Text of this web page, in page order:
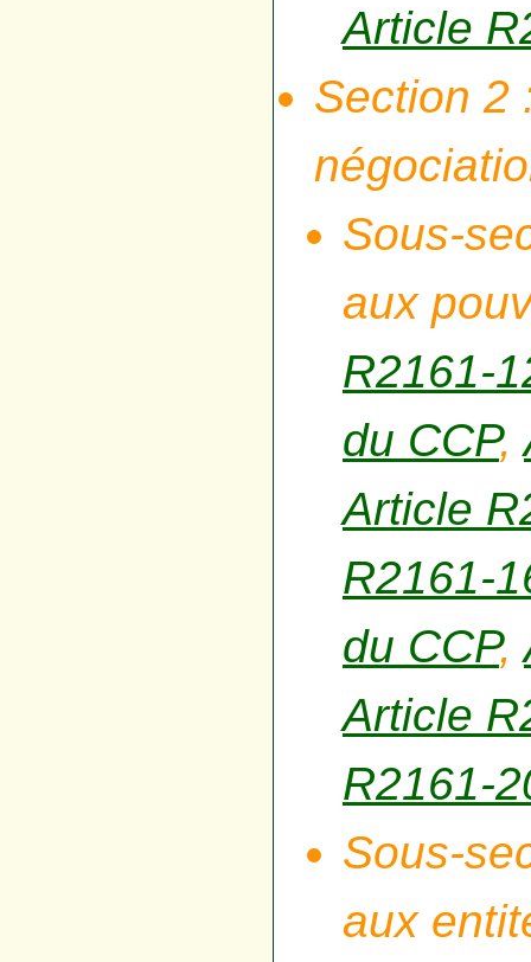
Article
Section 2
Sous-
aux
R2161-
du CCP,
Article
R2161-
du CCP,
Article
R2161-
Sous-
aux